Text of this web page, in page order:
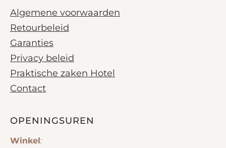
Algemene voorwaarden
Retourbeleid
Garanties
Privacy beleid
Praktische zaken Hotel
Contact
OPENINGSUREN
Winkel: